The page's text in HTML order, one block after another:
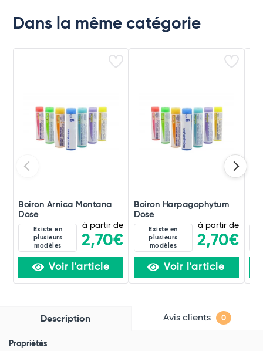
Dans la même catégorie
Boiron Arnica Montana
Dose
Existe en
plusieurs
modèles
à partir de
2,70€
Voir l'article
Boiron Harpagophytum
Dose
Existe en
plusieurs
modèles
à partir de
2,70€
Voir l'article
Description Avis clients 0
Propriétés